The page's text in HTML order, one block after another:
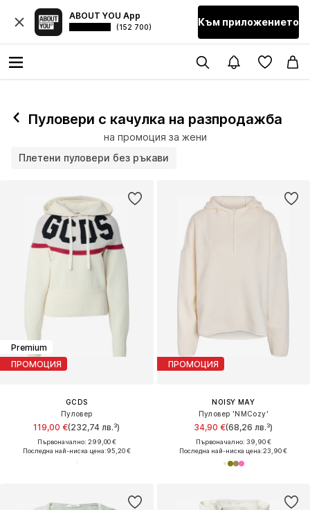
ABOUT YOU App
(152 700) Към приложението
Пуловери с качулка на разпродажба
на промоция за жени
Плетени пуловери без ръкави
Premium
ПРОМОЦИЯ
GCDS
Пуловер
119,00 €(232,74 лв.³)
Първоначално: 299,00 €
Последна най-ниска цена:95,20 €
ПРОМОЦИЯ
NOISY MAY
Пуловер 'NMCozy'
34,90 €(68,26 лв.³)
Първоначално: 39,90 €
Последна най-ниска цена:23,90 €